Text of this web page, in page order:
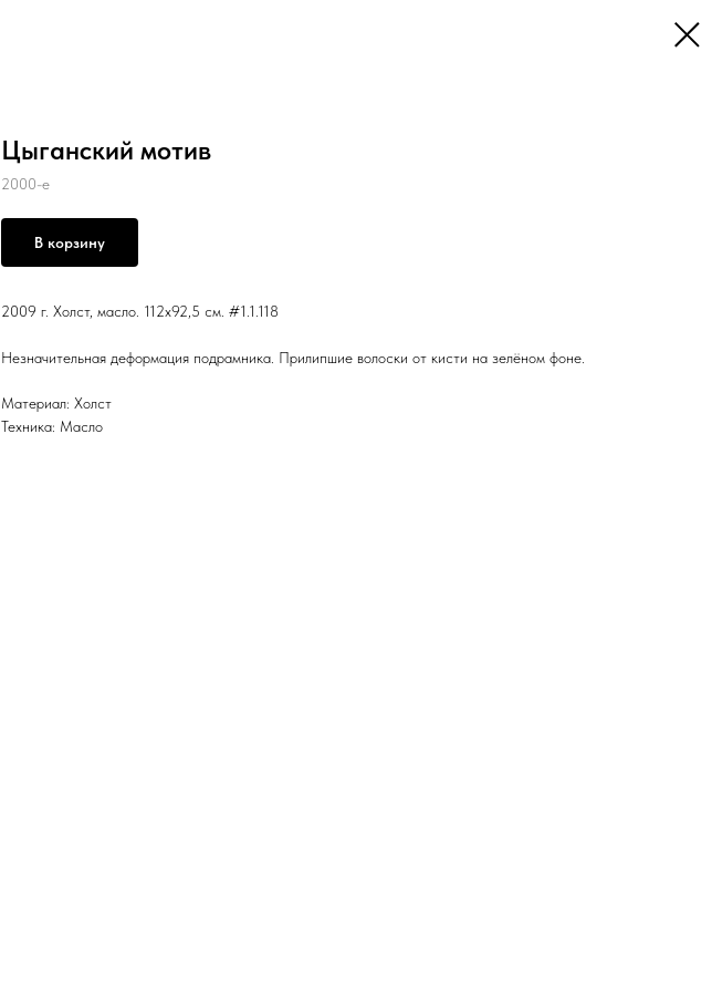
Цыганский мотив
2000-е
В корзину
2009 г. Холст, масло. 112x92,5 см. #1.1.118
Незначительная деформация подрамника. Прилипшие волоски от кисти на зелёном фоне.
Материал: Холст
Техника: Масло